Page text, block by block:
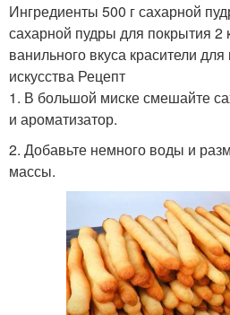
Ингредиенты 500 г сахарной
сахарной пудры для покрытия 2
ванильного вкуса красители для
искусства Рецепт
1. В большой миске смешайте
и ароматизатор.
2. Добавьте немного воды и
массы.